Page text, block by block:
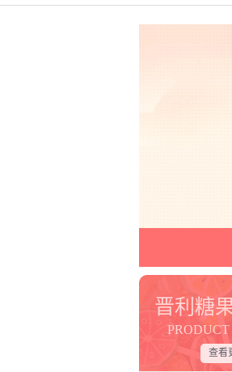
晋利糖
查看